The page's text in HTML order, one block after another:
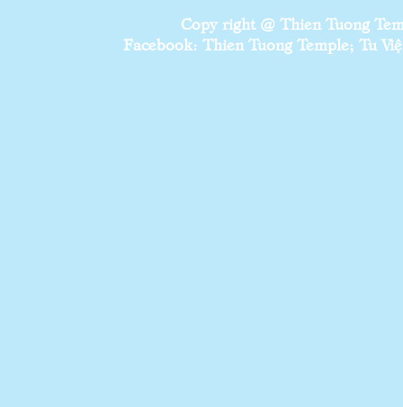
Copy right @ Thien Tuong
Facebook: Thien Tuong Temple; Tu